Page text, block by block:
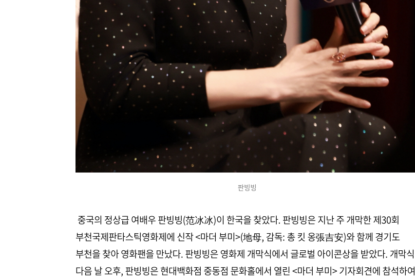
판빙빙
중국의 정상급 여배우 판빙빙(范冰冰)이 한국을 찾았다. 판빙빙은 지난 주 개막한 제30회
부천국제판타스틱영화제에 신작 <마더 부미>(地母, 감독: 총 킷 옹張吉安)와 함께 경기도
부천을 찾아 영화팬을 만났다. 판빙빙은 영화제 개막식에서 글로벌 아이콘상을 받았다. 개막식
다음 날 오후, 판빙빙은 현대백화점 중동점 문화홀에서 열린 <마더 부미> 기자회견에 참석하여